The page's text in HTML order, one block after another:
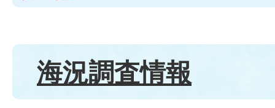
海況調査情報